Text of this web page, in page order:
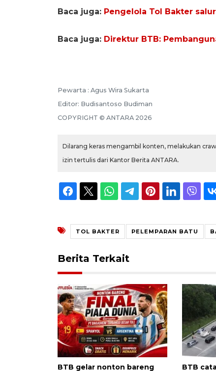
Baca juga: Pengelola Tol Bakter
Baca juga: Direktur BTB:
Pewarta : Agus Wira Sukarta
Editor: Budisantoso Budiman
COPYRIGHT © ANTARA 2026
Dilarang keras mengambil konten, melakukan
izin tertulis dari Kantor Berita ANTARA.
TOL BAKTER PELEMPARAN BATU
Berita Terkait
BTB gelar nonton bareng BTB